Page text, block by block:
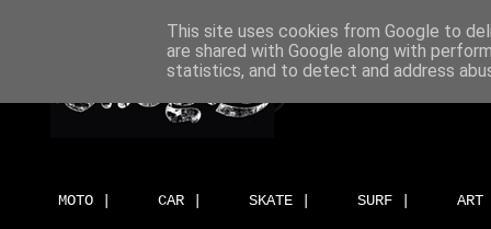
MOTO | CAR | SKATE | SURF |
This site uses cookies from Google to
are shared with Google along with
statistics, and to detect and address